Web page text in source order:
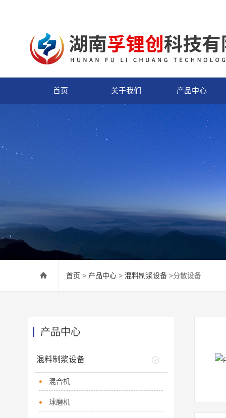
首页 关于我们 产品中心
首页 > 产品中心 > 混料制浆设备 >分散设备
产品中心
混料制浆设备
混合机
球磨机